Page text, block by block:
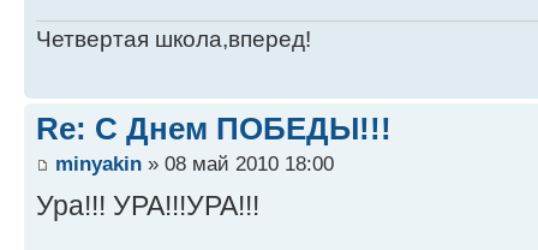
Четвертая школа,вперед!
Re: С Днем ПОБЕДЫ!!!
minyakin » 08 май 2010 18:00
Ура!!! УРА!!!УРА!!!